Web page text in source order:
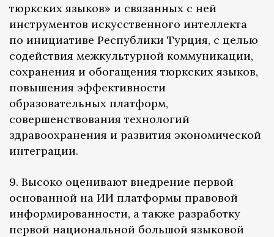
тюркских языков» и связанных с ней
инструментов искусственного интеллекта
по инициативе Республики Турция, с целью
содействия межкультурной коммуникации,
сохранения и обогащения тюркских языков,
повышения эффективности
образовательных платформ,
совершенствования технологий
здравоохранения и развития экономической
интеграции.
9. Высоко оценивают внедрение первой
основанной на ИИ платформы правовой
информированности, а также разработку
первой национальной большой языковой